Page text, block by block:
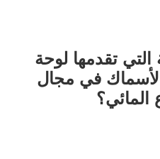
التي تقدمها لوحة
الأسماك في مجال
المائي؟